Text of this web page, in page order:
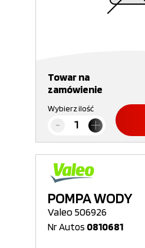
Towar na
zamówienie
Wybierz ilość
POMPA WODY
Valeo 506926
Nr Autos 0810681